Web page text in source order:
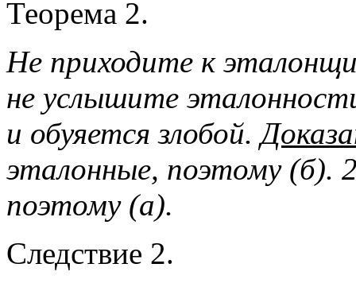
Теорема 2.
Не приходите к
не услышите
и обуяется злобой.
эталонные, поэтому (б).
поэтому (а).
Следствие 2.